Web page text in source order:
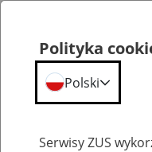
Polityka
Polski
Serwisy ZUS